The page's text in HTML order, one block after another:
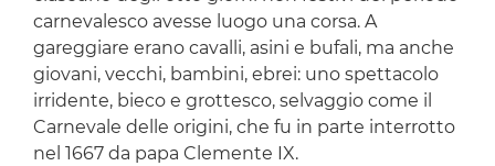
carnevalesco avesse luogo una corsa. A
gareggiare erano cavalli, asini e bufali, ma anche
giovani, vecchi, bambini, ebrei: uno spettacolo
irridente, bieco e grottesco, selvaggio come il
Carnevale delle origini, che fu in parte interrotto
nel 1667 da papa Clemente IX.